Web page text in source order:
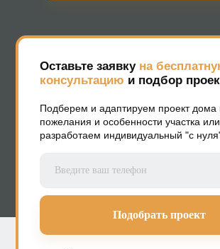
Оставьте заявку на
консультацию и подбор
Подберем и адаптируем проект дома
пожелания и особенности участка или
разработаем индивидуальный "с